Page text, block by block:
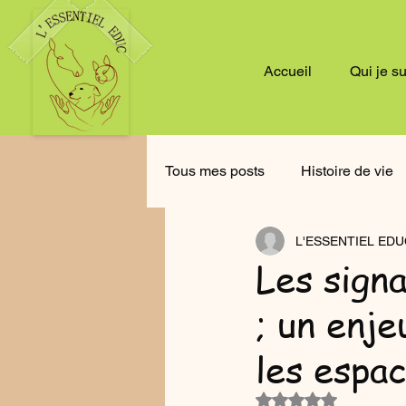
Accueil Qui je
Tous mes posts Histoire de vie
Relation humain-animal
Neurosciences Chiens en
Art et animaux Relations
Les
; un
les
L'ESSENTIEL
Noté NaN étoiles